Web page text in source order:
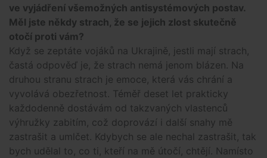
ve vyjádření všemožných antisystémových postav.
Měl jste někdy strach, že se jejich zlost skutečně
otočí proti vám?
Když se zeptáte vojáků na Ukrajině, jestli mají strach,
častá odpověď je, že strach nemá jenom blázen. Na
druhou stranu strach je emoce, která vás chrání a
vyvolává obezřetnost. Téměř deset let prakticky
každodenně dostávám od takzvaných vlastenců
výhružky zabitím, což doprovází i další snahy mě
zastrašit a umlčet. Kdybych se ale nechal zastrašit, tak
bych udělal to, co ti, kteří na mě útočí, chtějí. Namísto